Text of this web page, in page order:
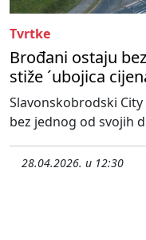
Tvrtke
Brođani ostaju
stiže ´ubojica
Slavonskobrodski
bez jednog od svojih
28.04.2026. u 12:30